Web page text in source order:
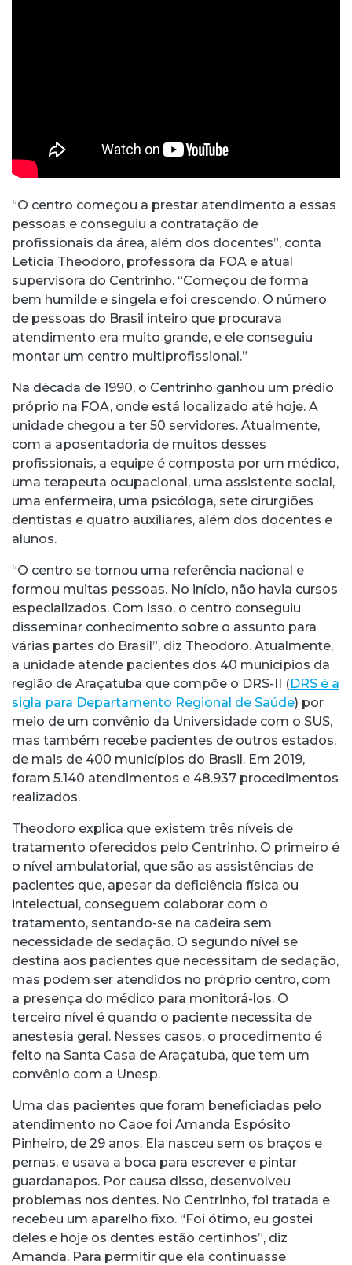
“O centro começou a prestar atendimento a essas
pessoas e conseguiu a contratação de
profissionais da área, além dos docentes”, conta
Letícia Theodoro, professora da FOA e atual
supervisora do Centrinho. “Começou de forma
bem humilde e singela e foi crescendo. O número
de pessoas do Brasil inteiro que procurava
atendimento era muito grande, e ele conseguiu
montar um centro multiprofissional.”
Na década de 1990, o Centrinho ganhou um prédio
próprio na FOA, onde está localizado até hoje. A
unidade chegou a ter 50 servidores. Atualmente,
com a aposentadoria de muitos desses
profissionais, a equipe é composta por um médico,
uma terapeuta ocupacional, uma assistente social,
uma enfermeira, uma psicóloga, sete cirurgiões
dentistas e quatro auxiliares, além dos docentes e
alunos.
“O centro se tornou uma referência nacional e
formou muitas pessoas. No início, não havia cursos
especializados. Com isso, o centro conseguiu
disseminar conhecimento sobre o assunto para
várias partes do Brasil”, diz Theodoro. Atualmente,
a unidade atende pacientes dos 40 municípios da
região de Araçatuba que compõe o DRS-II (DRS é a
sigla para Departamento Regional de Saúde) por
meio de um convênio da Universidade com o SUS,
mas também recebe pacientes de outros estados,
de mais de 400 municípios do Brasil. Em 2019,
foram 5.140 atendimentos e 48.937 procedimentos
realizados.
Theodoro explica que existem três níveis de
tratamento oferecidos pelo Centrinho. O primeiro é
o nível ambulatorial, que são as assistências de
pacientes que, apesar da deficiência física ou
intelectual, conseguem colaborar com o
tratamento, sentando-se na cadeira sem
necessidade de sedação. O segundo nível se
destina aos pacientes que necessitam de sedação,
mas podem ser atendidos no próprio centro, com
a presença do médico para monitorá-los. O
terceiro nível é quando o paciente necessita de
anestesia geral. Nesses casos, o procedimento é
feito na Santa Casa de Araçatuba, que tem um
convênio com a Unesp.
Uma das pacientes que foram beneficiadas pelo
atendimento no Caoe foi Amanda Espósito
Pinheiro, de 29 anos. Ela nasceu sem os braços e
pernas, e usava a boca para escrever e pintar
guardanapos. Por causa disso, desenvolveu
problemas nos dentes. No Centrinho, foi tratada e
recebeu um aparelho fixo. “Foi ótimo, eu gostei
deles e hoje os dentes estão certinhos”, diz
Amanda. Para permitir que ela continuasse